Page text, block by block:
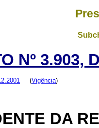
Nº 3.903,
(Vigência)
DA